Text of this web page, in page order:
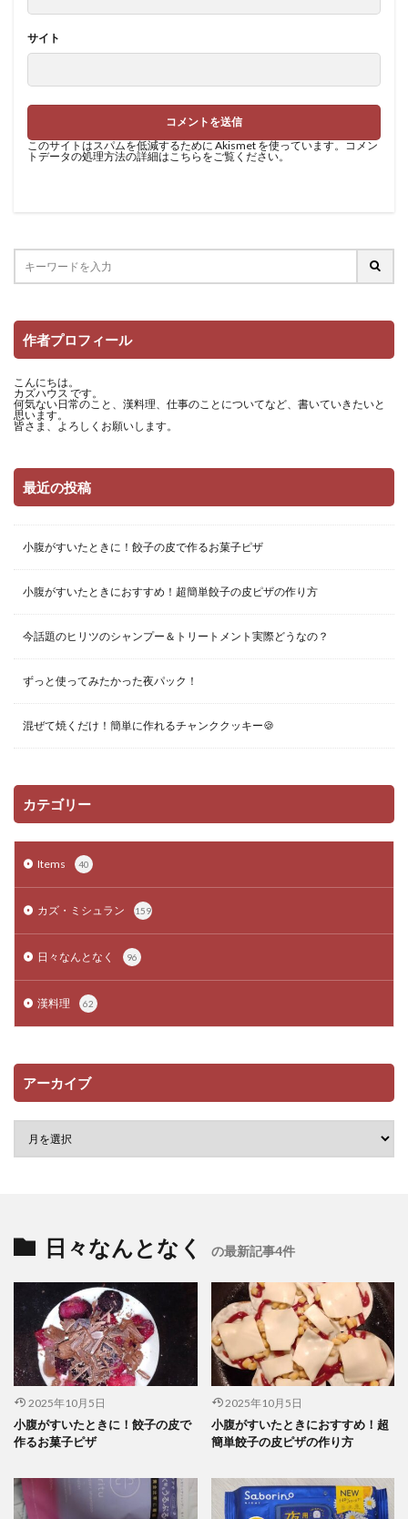
サイト
このサイトはスパムを低減するために Akismet を使っています。 コメン
トデータの処理方法の詳細はこちらをご覧ください。
作者プロフィール
こんにちは。
カズハウス です。
何気ない日常のこと、漢料理、仕事のことについてなど、書いていきたいと
思います。
皆さま、よろしくお願いします。
最近の投稿
小腹がすいたときに！餃子の皮で作るお菓子ピザ
小腹がすいたときにおすすめ！超簡単餃子の皮ピザの作り方
今話題のヒリツのシャンプー＆トリートメント実際どうなの？
ずっと使ってみたかった夜パック！
混ぜて焼くだけ！簡単に作れるチャンククッキー🍪
カテゴリー
Items 40
カズ・ミシュラン 159
日々なんとなく 96
漢料理 62
アーカイブ
日々なんとなく の最新記事4件
2025年10月5日
小腹がすいたときに！餃子の皮で
作るお菓子ピザ
2025年10月5日
小腹がすいたときにおすすめ！超
簡単餃子の皮ピザの作り方